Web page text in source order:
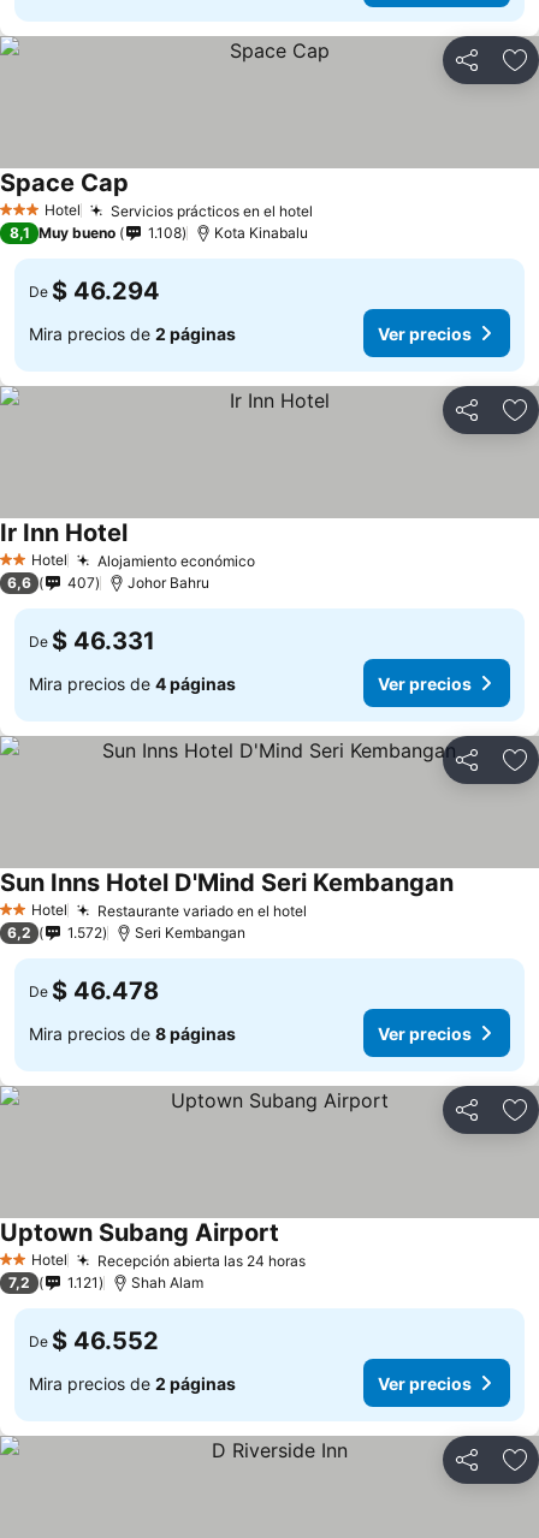
Compartir
3 Estrellas
Hotel Servicios prácticos en el hotel
Space Cap
8,1 Muy bueno 1.108 Kota Kinabalu
De $ 46.294
Mira precios de 2 páginas Ver precios
Compartir
2 Estrellas
Hotel Alojamiento económico
Ir Inn Hotel
6,6 407 Johor Bahru
De $ 46.331
Mira precios de 4 páginas Ver precios
Compartir
2 Estrellas
Hotel Restaurante variado en el hotel
Sun Inns Hotel D'Mind Seri Kembangan
6,2 1.572 Seri Kembangan
De $ 46.478
Mira precios de 8 páginas Ver precios
Compartir
2 Estrellas
Hotel Recepción abierta las 24 horas
Uptown Subang Airport
7,2 1.121 Shah Alam
De $ 46.552
Mira precios de 2 páginas Ver precios
Compartir